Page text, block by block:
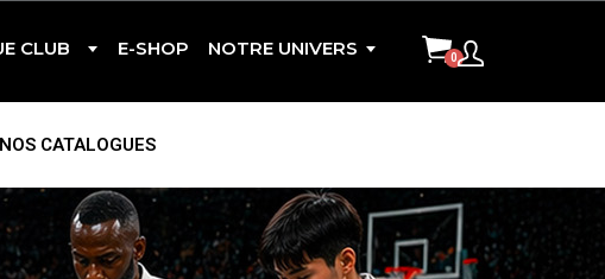
CLUB E-SHOP NOTRE UNIVERS
CONTACT
NOS CATALOGUES